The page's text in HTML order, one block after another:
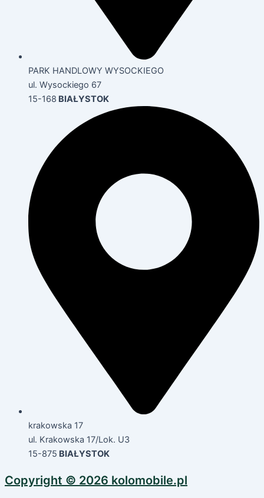
PARK HANDLOWY WYSOCKIEGO
ul. Wysockiego 67
15-168 BIAŁYSTOK
krakowska 17
ul. Krakowska 17/Lok. U3
15-875 BIAŁYSTOK
Copyright © 2026 kolomobile.pl